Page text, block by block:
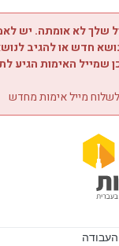
שלך לא אומתה. יש
חדש או להגיב
שמייל האימות הגיע
מייל אימות מחדש
העבודה